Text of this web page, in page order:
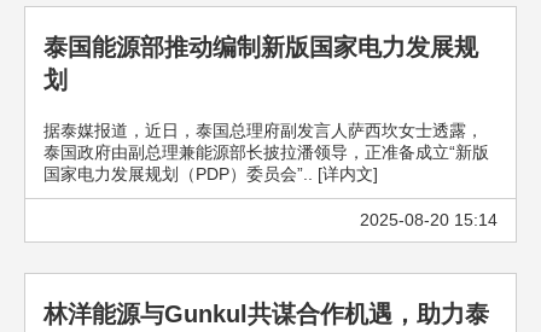
泰国能源部推动编制新版国家电力发展规
划
据泰媒报道，近日，泰国总理府副发言人萨西坎女士透露，
泰国政府由副总理兼能源部长披拉潘领导，正准备成立“新版
国家电力发展规划（PDP）委员会”.. [详内文]
2025-08-20 15:14
林洋能源与Gunkul共谋合作机遇，助力泰